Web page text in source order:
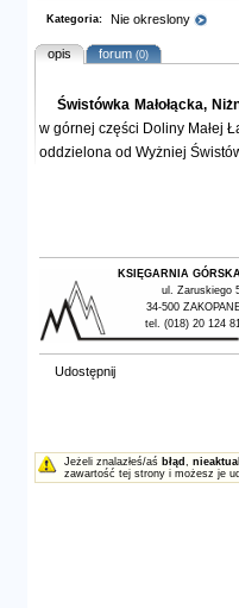
Kategoria: Nie okreslony
opis forum(0)
Świstówka Małołącka,
w górnej części Doliny Małej
oddzielona od Wyżniej
KSIĘGARNIA
ul. Zaruskiego
34-500
tel. (018) 20 124
Udostępnij
Jeżeli znalazłeś/aś błąd ,
zawartość tej strony i możesz je